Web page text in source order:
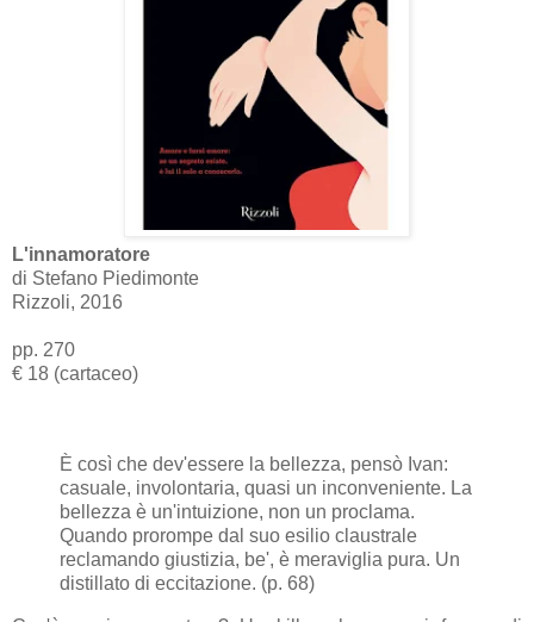
L'innamoratore
di Stefano Piedimonte
Rizzoli, 2016
pp. 270
€ 18 (cartaceo)
È così che dev'essere la bellezza, pensò Ivan:
casuale, involontaria, quasi un inconveniente. La
bellezza è un'intuizione, non un proclama.
Quando prorompe dal suo esilio claustrale
reclamando giustizia, be', è meraviglia pura. Un
distillato di eccitazione. (p. 68)